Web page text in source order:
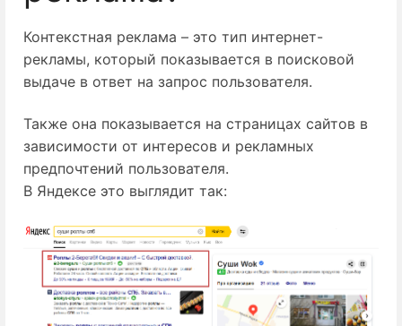
Контекстная реклама – это тип интернет-
рекламы, который показывается в поисковой
выдаче в ответ на запрос пользователя.
Также она показывается на страницах сайтов в
зависимости от интересов и рекламных
предпочтений пользователя.
В Яндексе это выглядит так: